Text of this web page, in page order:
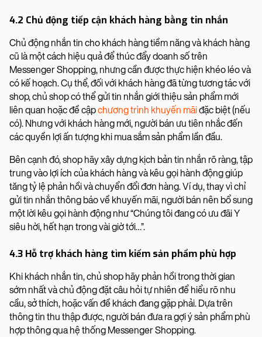
4.2 Chủ động tiếp cận khách hàng bằng tin nhắn
Chủ động nhắn tin cho khách hàng tiềm năng và khách hàng
cũ là một cách hiệu quả để thúc đẩy doanh số trên
Messenger Shopping, nhưng cần được thực hiện khéo léo và
có kế hoạch. Cụ thể, đối với khách hàng đã từng tương tác với
shop, chủ shop có thể gửi tin nhắn giới thiệu sản phẩm mới
liên quan hoặc đề cậpchương trình khuyến mãiđặc biệt (nếu
có). Nhưng với khách hàng mới, người bán ưu tiên nhắc đến
các quyền lợi ấn tượng khi mua sắm sản phẩm lần đầu.
Bên cạnh đó, shop hãy xây dựng kịch bản tin nhắn rõ ràng, tập
trung vào lợi ích của khách hàng và kêu gọi hành động giúp
tăng tỷ lệ phản hồi và chuyển đổi đơn hàng. Ví dụ, thay vì chỉ
gửi tin nhắn thông báo về khuyến mãi, người bán nên bổ sung
một lời kêu gọi hành động như “Chúng tôi đang có ưu đãi Y
siêu hời, hết hạn trong vài giờ tới…”.
4.3 Hỗ trợ khách hàng tìm kiếm sản phẩm phù hợp
Khi khách nhắn tin, chủ shop hãy phản hồi trong thời gian
sớm nhất và chủ động đặt câu hỏi tự nhiên để hiểu rõ nhu
cầu, sở thích, hoặc vấn đề khách đang gặp phải. Dựa trên
thông tin thu thập được, người bán đưa ra gợi ý sản phẩm phù
hợp thông qua hệ thống Messenger Shopping.